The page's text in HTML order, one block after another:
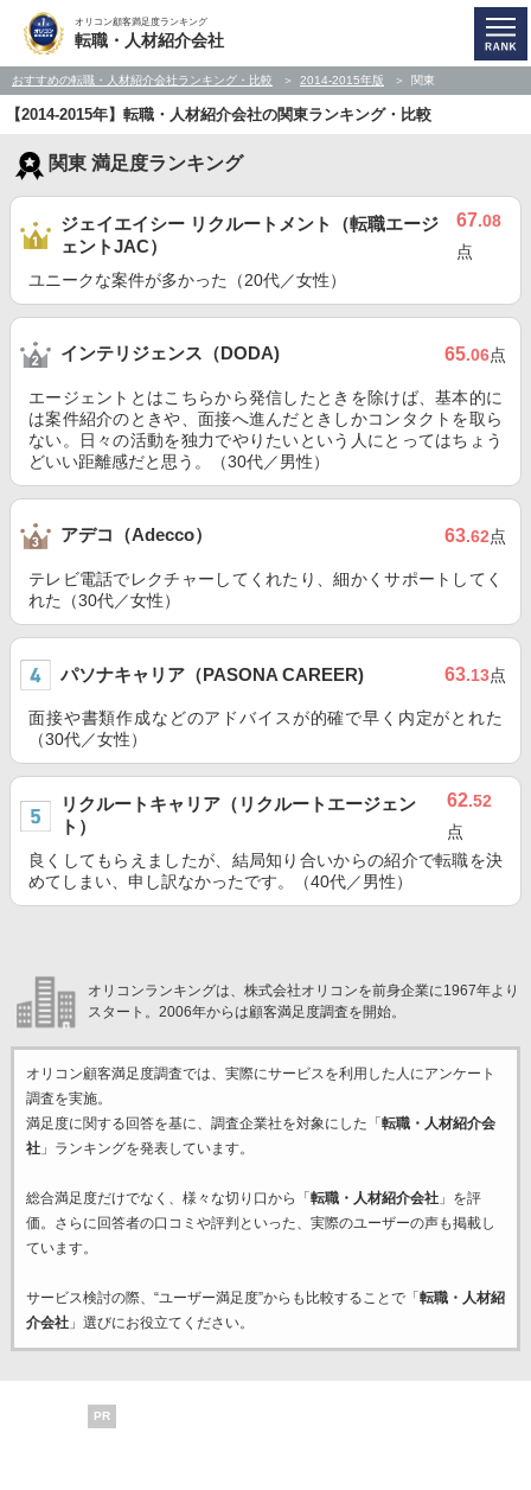
オリコン顧客満足度ランキング
転職・人材紹介会社
おすすめの転職・人材紹介会社ランキング・比較 2014-2015年版 関東
【2014-2015年】転職・人材紹介会社の関東ランキング・比較
関東 満足度ランキング
ジェイエイシー リクルートメント（転職エージ
ェントJAC）
67.08
点
ユニークな案件が多かった（20代／女性）
インテリジェンス（DODA) 65.06点
エージェントとはこちらから発信したときを除けば、基本的に
は案件紹介のときや、面接へ進んだときしかコンタクトを取ら
ない。日々の活動を独力でやりたいという人にとってはちょう
どいい距離感だと思う。（30代／男性）
アデコ（Adecco） 63.62点
テレビ電話でレクチャーしてくれたり、細かくサポートしてく
れた（30代／女性）
パソナキャリア（PASONA CAREER) 63.13点
面接や書類作成などのアドバイスが的確で早く内定がとれた
（30代／女性）
リクルートキャリア（リクルートエージェン
ト）
62.52
点
良くしてもらえましたが、結局知り合いからの紹介で転職を決
めてしまい、申し訳なかったです。（40代／男性）
オリコンランキングは、株式会社オリコンを前身企業に1967年より
スタート。2006年からは顧客満足度調査を開始。
オリコン顧客満足度調査では、実際にサービスを利用した 人にアンケート
調査を実施。
満足度に関する回答を基に、調査企業社を対象にした「 転職・人材紹介会
社」ランキングを発表しています。
総合満足度だけでなく、様々な切り口から「 転職・人材紹介会社」を評
価。さらに回答者の口コミや評判といった、実際のユーザーの声も掲載し
ています。
サービス検討の際、“ユーザー満足度”からも比較することで「 転職・人材紹
介会社」選びにお役立てください。
PR